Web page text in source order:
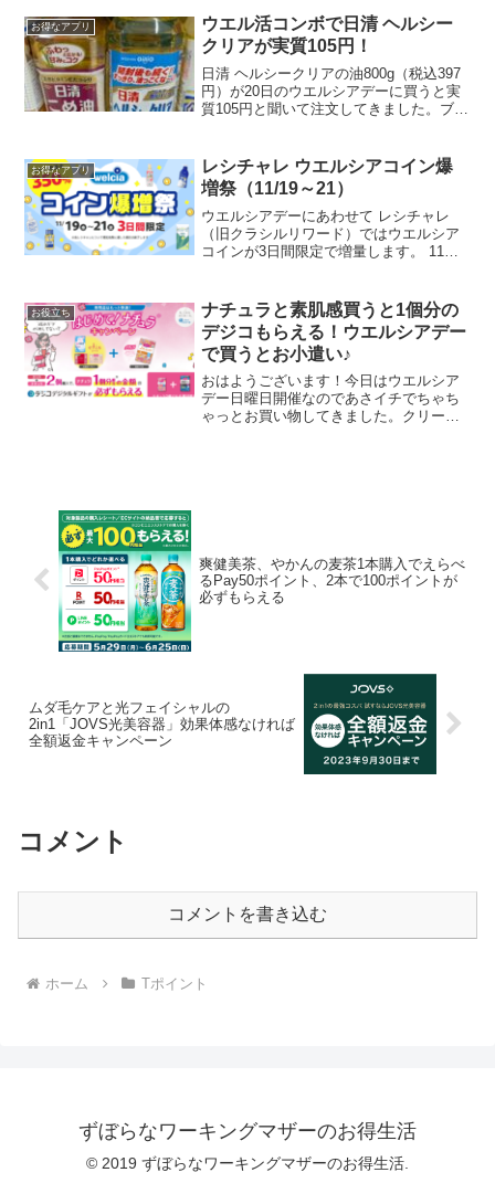
み1078円でした。先着4000枚中、ま...
お得なアプリ
ウエル活コンボで日清 ヘルシー
クリアが実質105円！
日清 ヘルシークリアの油800g（税込397
円）が20日のウエルシアデーに買うと実
質105円と聞いて注文してきました。ブル
ー。WAONPOINT払いで実質33％引
き。...
お得なアプリ
レシチャレ ウエルシアコイン爆
増祭（11/19～21）
ウエルシアデーにあわせて レシチャレ
（旧クラシルリワード）ではウエルシア
コインが3日間限定で増量します。 11月
マイブースターズ ケラチンシリーズ ＜正
しい内容...
お役立ち
ナチュラと素肌感買うと1個分の
デジコもらえる！ウエルシアデー
で買うとお小遣い♪
おはようございます！今日はウエルシア
デー日曜日開催なのであさイチでちゃち
ゃっとお買い物してきました。クリーン
爽健美茶、やかんの麦茶1本購入でえらべ
るPay50ポイント、2本で100ポイントが
必ずもらえる
ムダ毛ケアと光フェイシャルの
2in1「JOVS光美容器」効果体感なければ
全額返金キャンペーン
コメント
コメントを書き込む
ホーム Tポイント
ずぼらなワーキングマザーのお得生活
© 2019 ずぼらなワーキングマザーのお得生活.